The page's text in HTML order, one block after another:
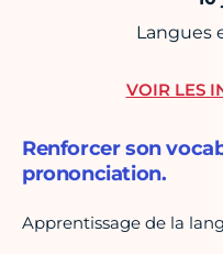
Langues
Renforcer son
prononciation.
Apprentissage de la
VOIR LES